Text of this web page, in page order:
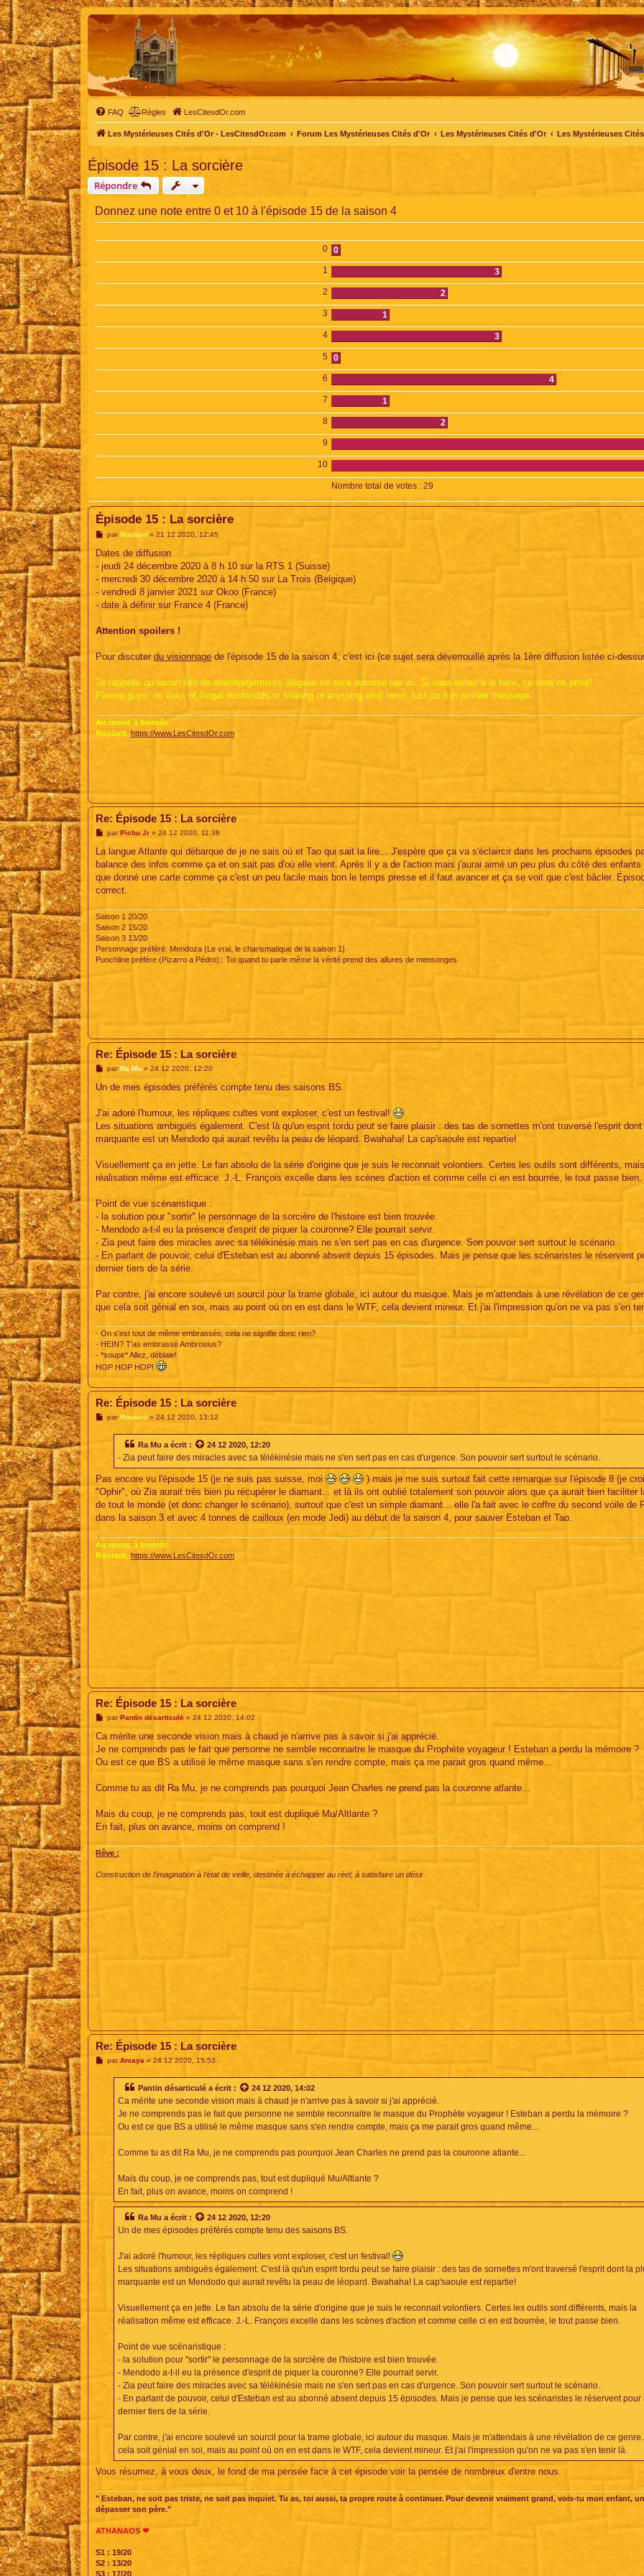
FAQ Règles LesCitesdOr.com
Les Mystérieuses Cités d'Or - LesCitesdOr.com Forum Les Mystérieuses Cités d'Or Les Mystérieuses Cités d'Or Les Mystérieuses
Épisode 15 : La sorcière
Répondre
Donnez une note entre 0 et 10 à l'épisode 15 de la saison 4
0 0
1 3
2 2
3 1
4 3
5 0
6 4
7 1
8 2
9
10
Nombre total de votes : 29
Épisode 15 : La sorcière
M
s
a
g
par Routard» 21 12 2020, 12:45
Dates de diffusion
- jeudi 24 décembre 2020 à 8 h 10 sur la RTS 1 (Suisse)
- mercredi 30 décembre 2020 à 14 h 50 sur La Trois (Belgique)
- vendredi 8 janvier 2021 sur Okoo (France)
- date à définir sur France 4 (France)
Attention spoilers !
Pour discuter du visionnage de l'épisode 15 de la saison 4, c'est ici (ce sujet sera déverrouillé après la 1ère diffusion listée ci-
Je rappelle qu'aucun lien de téléchargements illégaux ne sera autorisé par ici. Si vous tenez à le faire, ce sera en privé!
Please guys, no links of illegal downloads or sharing or anything else here! Just do it in private message.
Au revoir, à bientôt
Routard, https://www.LesCitesdOr.com
Re: Épisode 15 : La sorcière
M
s
a
g
parPichu Jr» 24 12 2020, 11:36
La langue Atlante qui débarque de je ne sais où et Tao qui sait la lire... J'espère que ça va s'éclaircir dans les prochains épisodes
balance des infos comme ça et on sait pas d'où elle vient. Après il y a de l'action mais j'aurai aimé un peu plus du côté des enfants
que donné une carte comme ça c'est un peu facile mais bon le temps presse et il faut avancer et ça se voit que c'est bâcler.
correct.
Saison 1 20/20
Saison 2 15/20
Saison 3 13/20
Personnage préféré: Mendoza (Le vrai, le charismatique de la saison 1)
Punchline préfére (Pizarro a Pédro):: Toi quand tu parle même la vérité prend des allures de mensonges
Re: Épisode 15 : La sorcière
M
s
g
parRa Mu» 24 12 2020, 12:20
Un de mes épisodes préférés compte tenu des saisons BS.
J'ai adoré l'humour, les répliques cultes vont exploser, c'est un festival!
Les situations ambiguës également. C'est là qu'un esprit tordu peut se faire plaisir : des tas de sornettes m'ont traversé l'esprit dont
marquante est un Mendodo qui aurait revêtu la peau de léopard. Bwahaha! La cap'saoule est repartie!
Visuellement ça en jette. Le fan absolu de la série d'origine que je suis le reconnait volontiers. Certes les outils sont différents,
réalisation même est efficace. J.-L. François excelle dans les scènes d'action et comme celle ci en est bourrée, le tout passe bien.
Point de vue scénaristique :
- la solution pour "sortir" le personnage de la sorcière de l'histoire est bien trouvée.
- Mendodo a-t-il eu la présence d'esprit de piquer la couronne? Elle pourrait servir.
- Zia peut faire des miracles avec sa télékinésie mais ne s'en sert pas en cas d'urgence. Son pouvoir sert surtout le scénario.
- En parlant de pouvoir, celui d'Esteban est au abonné absent depuis 15 épisodes. Mais je pense que les scénaristes le réservent
dernier tiers de la série.
Par contre, j'ai encore soulevé un sourcil pour la trame globale, ici autour du masque. Mais je m'attendais à une révélation de ce
que cela soit génial en soi, mais au point où on en est dans le WTF, cela devient mineur. Et j'ai l'impression qu'on ne va pas s'en
- On s'est tout de même embrassés, cela ne signifie donc rien?
- HEIN? T'as embrassé Ambrosius?
- *soupir* Allez, déblaie!
HOP HOP HOP!
Re: Épisode 15 : La sorcière
Mpar Routard» 24 12 2020, 13:12
Ra Mu a écrit : 24 12 2020, 12:20
- Zia peut faire des miracles avec sa télékinésie mais ne s'en sert pas en cas d'urgence. Son pouvoir sert surtout le scénario.
Pas encore vu l'épisode 15 (je ne suis pas suisse, moi
) mais je me suis surtout fait cette remarque sur l'épisode 8 (je
"Ophir", où Zia aurait très bien pu récupérer le diamant... et là ils ont oublié totalement son pouvoir alors que ça aurait bien faciliter
de tout le monde (et donc changer le scénario), surtout que c'est un simple diamant... elle l'a fait avec le coffre du second voile de
dans la saison 3 et avec 4 tonnes de cailloux (en mode Jedi) au début de la saison 4, pour sauver Esteban et Tao.
Au revoir, à bientôt
Routard, https://www.LesCitesdOr.com
Re: Épisode 15 : La sorcière
M
s
a
g
parPantin désarticulé» 24 12 2020, 14:02
Ca mérite une seconde vision mais à chaud je n'arrive pas à savoir si j'ai apprécié.
Je ne comprends pas le fait que personne ne semble reconnaitre le masque du Prophète voyageur ! Esteban a perdu la mémoire ?
Ou est ce que BS a utilisé le même masque sans s'en rendre compte, mais ça me parait gros quand même...
Comme tu as dit Ra Mu, je ne comprends pas pourquoi Jean Charles ne prend pas la couronne atlante...
Mais du coup, je ne comprends pas, tout est dupliqué Mu/Altlante ?
En fait, plus on avance, moins on comprend !
Rêve :
Construction de l'imagination à l'état de veille, destinée à échapper au réel, à satisfaire un désir.
Re: Épisode 15 : La sorcière
MparAmaya » 24 12 2020, 15:53
Pantin désarticulé a écrit : 24 12 2020, 14:02
Ca mérite une seconde vision mais à chaud je n'arrive pas à savoir si j'ai apprécié.
Je ne comprends pas le fait que personne ne semble reconnaitre le masque du Prophète voyageur ! Esteban a perdu la mémoire ?
Ou est ce que BS a utilisé le même masque sans s'en rendre compte, mais ça me parait gros quand même...
Comme tu as dit Ra Mu, je ne comprends pas pourquoi Jean Charles ne prend pas la couronne atlante...
Mais du coup, je ne comprends pas, tout est dupliqué Mu/Altlante ?
En fait, plus on avance, moins on comprend !
Ra Mu a écrit : 24 12 2020, 12:20
Un de mes épisodes préférés compte tenu des saisons BS.
J'ai adoré l'humour, les répliques cultes vont exploser, c'est un festival!
Les situations ambiguës également. C'est là qu'un esprit tordu peut se faire plaisir : des tas de sornettes m'ont traversé l'esprit dont la
marquante est un Mendodo qui aurait revêtu la peau de léopard. Bwahaha! La cap'saoule est repartie!
Visuellement ça en jette. Le fan absolu de la série d'origine que je suis le reconnait volontiers. Certes les outils sont différents, mais la
réalisation même est efficace. J.-L. François excelle dans les scènes d'action et comme celle ci en est bourrée, le tout passe bien.
Point de vue scénaristique :
- la solution pour "sortir" le personnage de la sorcière de l'histoire est bien trouvée.
- Mendodo a-t-il eu la présence d'esprit de piquer la couronne? Elle pourrait servir.
- Zia peut faire des miracles avec sa télékinésie mais ne s'en sert pas en cas d'urgence. Son pouvoir sert surtout le scénario.
- En parlant de pouvoir, celui d'Esteban est au abonné absent depuis 15 épisodes. Mais je pense que les scénaristes le réservent pour
dernier tiers de la série.
Par contre, j'ai encore soulevé un sourcil pour la trame globale, ici autour du masque. Mais je m'attendais à une révélation de ce
cela soit génial en soi, mais au point où on en est dans le WTF, cela devient mineur. Et j'ai l'impression qu'on ne va pas s'en tenir là.
Vous résumez, à vous deux, le fond de ma pensée face à cet épisode voir la pensée de nombreux d'entre nous.
" Esteban, ne soit pas triste, ne soit pas inquiet. Tu as, toi aussi, ta propre route à continuer. Pour devenir vraiment grand, vois-tu mon enfant,
dépasser son père."
ATHANAOS ❤
S1 : 19/20
S2 : 13/20
S3 : 17/20